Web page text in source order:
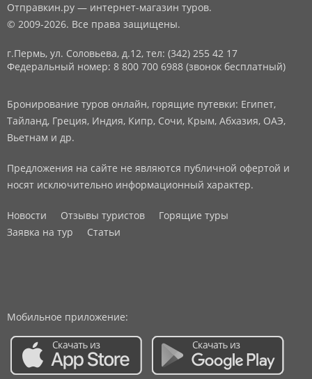
Отправкин.ру — интернет-магазин туров.
© 2009-2026. Все права защищены.
г.Пермь, ул. Соловьева, д.12, тел: (342) 255 42 17
Федеральный номер: 8 800 700 6988 (звонок бесплатный)
Бронирование туров онлайн, горящие путевки: Египет,
Тайланд, Греция, Индия, Кипр, Сочи, Крым, Абхазия, ОАЭ,
Вьетнам и др.
Предложения на сайте не являются публичной офертой и
носят исключительно информационный характер.
Новости Отзывы туристов
Горящие туры
Заявка на тур
Статьи
Мобильное приложение: